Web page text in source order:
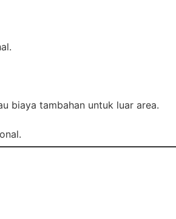
biaya tambahan untuk luar area.